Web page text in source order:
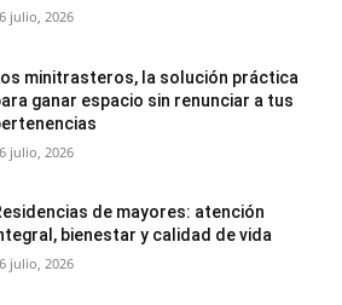
julio, 2026
minitrasteros, la solución práctica
ganar espacio sin renunciar a tus
julio, 2026
de mayores: atención
bienestar y calidad de vida
julio, 2026